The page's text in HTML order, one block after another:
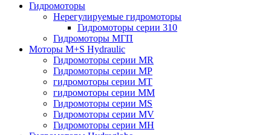
Гидромоторы
Нерегулируемые гидромоторы
Гидромоторы серии 310
Гидромоторы МГП
Моторы M+S Hydraulic
Гидромоторы серии MR
Гидромоторы серии MP
гидромоторы серии MT
гидромоторы серии MM
Гидромоторы серии MS
Гидромоторы серии MV
Гидромоторы серии MH